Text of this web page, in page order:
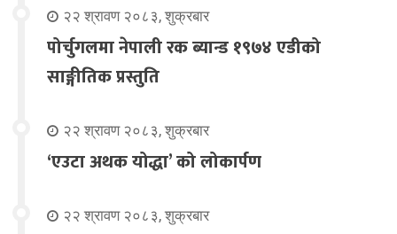
२२ श्रावण २०८३, शुक्रबार
पोर्चुगलमा नेपाली रक ब्यान्ड १९७४ एडीको
साङ्गीतिक प्रस्तुति
२२ श्रावण २०८३, शुक्रबार
‘एउटा अथक योद्धा’ को लोकार्पण
२२ श्रावण २०८३, शुक्रबार